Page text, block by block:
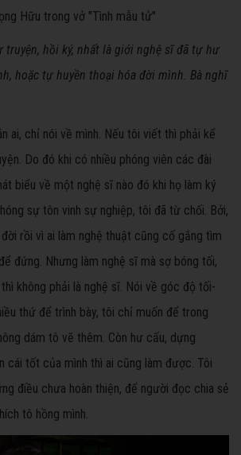
Hữu trong vở "Tình mẫu tử"
hồi ký, nhất là giới nghệ sĩ đã tự hư
hoặc tự huyền thoại hóa đời mình. Bà nghĩ
ai, chỉ nói về mình. Nếu tôi viết thì phải kể
Do đó khi có nhiều phóng viên các đài
biểu về một nghệ sĩ nào đó khi họ làm ký
sự tôn vinh sự nghiệp, tôi đã từ chối. Bởi,
rồi vì ai làm nghệ thuật cũng cố gắng tìm
đứng. Nhưng làm nghệ sĩ mà sợ bóng tối,
không phải là nghệ sĩ. Nói về góc độ tối-
thứ để trình bày, tôi chỉ muốn để trong
dám tô vẽ thêm. Còn hư cấu, dựng
cái tốt của mình thì ai cũng làm được. Tôi
điều chưa hoàn thiện, để người đọc chia sẻ
tô hồng mình.